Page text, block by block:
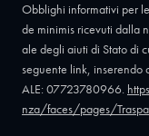
Obblighi informativi per
de minimis ricevuti dalla
ale degli aiuti di Stato di
seguente link, inserendo
ALE: 07723780966.
nza/faces/pages/